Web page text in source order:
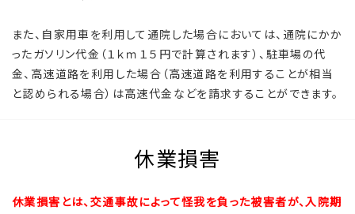
また、自家用車を利用して通院した場合においては、通院にかか
ったガソリン代金（１ｋｍ１５円で計算されます）、駐車場の代
金、高速道路を利用した場合（高速道路を利用することが相当
と認められる場合）は高速代金などを請求することができます。
休業損害
休業損害とは、交通事故によって怪我を負った被害者が、入院期